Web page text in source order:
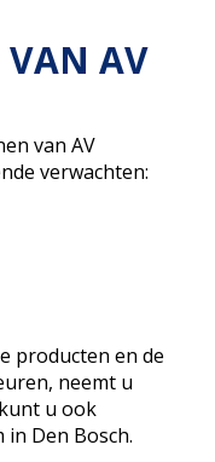
VAN AV
van AV
verwachten:
producten en de
neemt u
u ook
Den Bosch.